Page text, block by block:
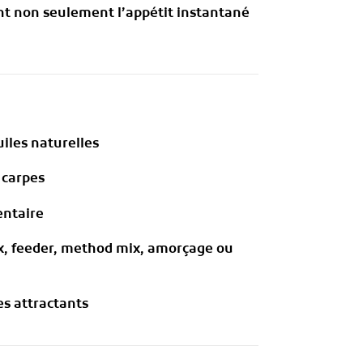
non seulement l’appétit instantané
naturelles
feeder, method mix, amorçage ou
attractants